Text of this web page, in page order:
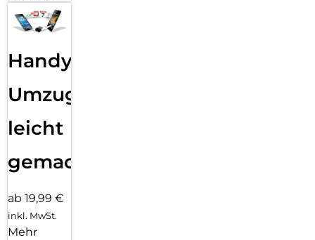
Handy
Umzug
leicht
gemacht!
ab 19,99 €
inkl. MwSt.
Mehr